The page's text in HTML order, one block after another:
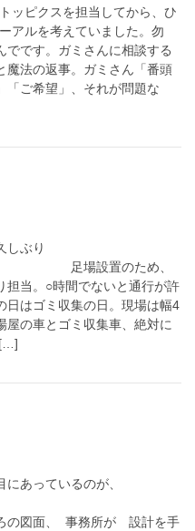
ッピクスを担当してから、ひ
アルを考えていました。勿
でです。ガミさんに相談する
魔法の返事。ガミさん「番頭
「ご希望」、それが問題な
しぶり
設置のため、
担当。○時間でないと通行が許
日はゴミ収集の日。現場は幅4
屋の車とゴミ収集車、絶対に
[…]
目にあっているのが、
屋根裏。
の図面、 事務所が 設計を手